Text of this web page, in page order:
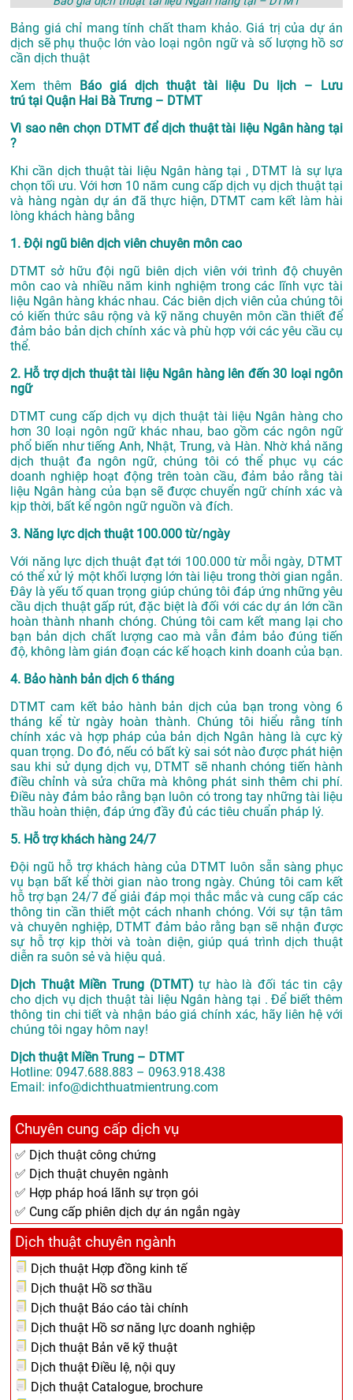
Bảng giá chỉ mang tính chất tham khảo. Giá trị của dự án
dịch sẽ phụ thuộc lớn vào loại ngôn ngữ và số lượng hồ sơ
cần dịch thuật
Xem thêm
Báo giá dịch thuật tài liệu Du lịch – Lưu
trú tại Quận Hai Bà Trưng – DTMT
Vì sao nên chọn DTMT để dịch thuật tài liệu Ngân hàng tại
?
Khi cần dịch thuật tài liệu Ngân hàng tại , DTMT là sự lựa
chọn tối ưu. Với hơn 10 năm cung cấp dịch vụ dịch thuật tại
và hàng ngàn dự án đã thực hiện, DTMT cam kết làm hài
lòng khách hàng bằng
1. Đội ngũ biên dịch viên chuyên môn cao
DTMT sở hữu đội ngũ biên dịch viên với trình độ chuyên
môn cao và nhiều năm kinh nghiệm trong các lĩnh vực tài
liệu Ngân hàng khác nhau. Các biên dịch viên của chúng tôi
có kiến thức sâu rộng và kỹ năng chuyên môn cần thiết để
đảm bảo bản dịch chính xác và phù hợp với các yêu cầu cụ
thể.
2. Hỗ trợ dịch thuật tài liệu Ngân hàng lên đến 30 loại ngôn
ngữ
DTMT cung cấp dịch vụ dịch thuật tài liệu Ngân hàng cho
hơn 30 loại ngôn ngữ khác nhau, bao gồm các ngôn ngữ
phổ biến như tiếng Anh, Nhật, Trung, và Hàn. Nhờ khả năng
dịch thuật đa ngôn ngữ, chúng tôi có thể phục vụ các
doanh nghiệp hoạt động trên toàn cầu, đảm bảo rằng tài
liệu Ngân hàng của bạn sẽ được chuyển ngữ chính xác và
kịp thời, bất kể ngôn ngữ nguồn và đích.
3. Năng lực dịch thuật 100.000 từ/ngày
Với năng lực dịch thuật đạt tới 100.000 từ mỗi ngày, DTMT
có thể xử lý một khối lượng lớn tài liệu trong thời gian ngắn.
Đây là yếu tố quan trọng giúp chúng tôi đáp ứng những yêu
cầu dịch thuật gấp rút, đặc biệt là đối với các dự án lớn cần
hoàn thành nhanh chóng. Chúng tôi cam kết mang lại cho
bạn bản dịch chất lượng cao mà vẫn đảm bảo đúng tiến
độ, không làm gián đoạn các kế hoạch kinh doanh của bạn.
4. Bảo hành bản dịch 6 tháng
DTMT cam kết bảo hành bản dịch của bạn trong vòng 6
tháng kể từ ngày hoàn thành. Chúng tôi hiểu rằng tính
chính xác và hợp pháp của bản dịch Ngân hàng là cực kỳ
quan trọng. Do đó, nếu có bất kỳ sai sót nào được phát hiện
sau khi sử dụng dịch vụ, DTMT sẽ nhanh chóng tiến hành
điều chỉnh và sửa chữa mà không phát sinh thêm chi phí.
Điều này đảm bảo rằng bạn luôn có trong tay những tài liệu
thầu hoàn thiện, đáp ứng đầy đủ các tiêu chuẩn pháp lý.
5. Hỗ trợ khách hàng 24/7
Đội ngũ hỗ trợ khách hàng của DTMT luôn sẵn sàng phục
vụ bạn bất kể thời gian nào trong ngày. Chúng tôi cam kết
hỗ trợ bạn 24/7 để giải đáp mọi thắc mắc và cung cấp các
thông tin cần thiết một cách nhanh chóng. Với sự tận tâm
và chuyên nghiệp, DTMT đảm bảo rằng bạn sẽ nhận được
sự hỗ trợ kịp thời và toàn diện, giúp quá trình dịch thuật
diễn ra suôn sẻ và hiệu quả.
Dịch Thuật Miền Trung (DTMT) tự hào là đối tác tin cậy
cho dịch vụ dịch thuật tài liệu Ngân hàng tại . Để biết thêm
thông tin chi tiết và nhận báo giá chính xác, hãy liên hệ với
chúng tôi ngay hôm nay!
Dịch thuật Miền Trung – DTMT
Hotline: 0947.688.883 – 0963.918.438
Email: info@dichthuatmientrung.com
Chuyên cung cấp dịch vụ
✅ Dịch thuật công chứng
✅ Dịch thuật chuyên ngành
✅ Hợp pháp hoá lãnh sự trọn gói
✅ Cung cấp phiên dịch dự án ngắn ngày
Dịch thuật chuyên ngành
Dịch thuật Hợp đồng kinh tế
Dịch thuật Hồ sơ thầu
Dịch thuật Báo cáo tài chính
Dịch thuật Hồ sơ năng lực doanh nghiệp
Dịch thuật Bản vẽ kỹ thuật
Dịch thuật Điều lệ, nội quy
Dịch thuật Catalogue, brochure